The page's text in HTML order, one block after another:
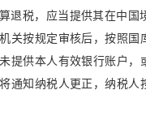
退税，应当提供其在中国
关按规定审核后，按照国
提供本人有效银行账户，
通知纳税人更正，纳税人